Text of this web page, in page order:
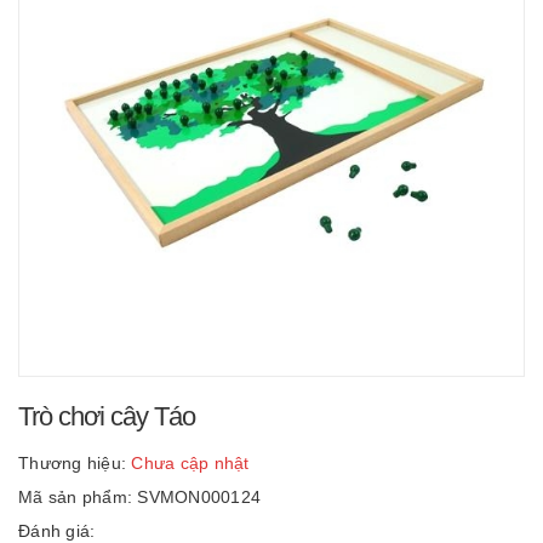
Trò chơi cây Táo
Thương hiệu: Chưa cập nhật
Mã sản phẩm: SVMON000124
Đánh giá: